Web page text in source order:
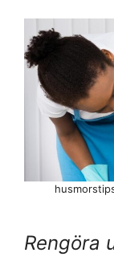
Rengöra